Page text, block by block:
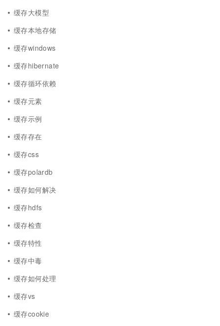
缓存大模型
缓存本地存储
缓存windows
缓存hibernate
缓存循环依赖
缓存元素
缓存示例
缓存存在
缓存css
缓存polardb
缓存如何解决
缓存hdfs
缓存检查
缓存特性
缓存中毒
缓存如何处理
缓存vs
缓存cookie